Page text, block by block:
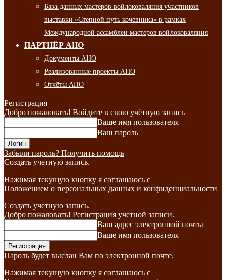
База данных мастеров войлоковаляния участников
выставки «Степной путь кочевника» в рамках
Международной ассамблеи мастеров войлоковаляния
ПАРТНЁР АНО
Документы АНО
Реализованные проекты АНО
Отчёты АНО
Регистрация
Добро пожаловать! Войдите в свою учётную запись
Ваше имя пользователя
Ваш пароль
Забыли пароль? Получить помощь
Создать учетную запись.
Нажимая текущую кнопку я соглашаюсь с
Положением о персональных данных и конфиденциальности
Создать учетную запись.
Добро пожаловать! Регистрация учетной записи.
Ваш адрес электронной почты
Ваше имя пользователя
Пароль будет выслан Вам по электронной почте.
Нажимая текущую кнопку я соглашаюсь с